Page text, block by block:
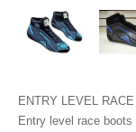
ENTRY LEVEL
Entry level race